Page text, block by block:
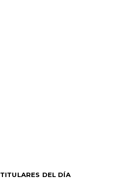
TITULARES DEL DÍA